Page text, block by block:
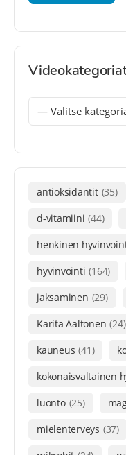
antioksidantit (35)
d-vitamiini (44)
henkinen
hyvinvointi (164)
jaksaminen (29)
Karita Aaltonen (24)
kauneus (41)
kokonaisvaltainen
luonto (25)
mielenterveys (37)